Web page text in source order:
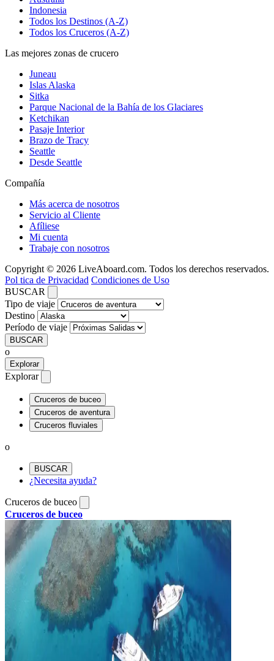
Indonesia
Todos los Destinos (A-Z)
Todos los Cruceros (A-Z)
Las mejores zonas de crucero
Juneau
Islas Alaska
Sitka
Parque Nacional de la Bahía de los Glaciares
Ketchikan
Pasaje Interior
Brazo de Tracy
Seattle
Desde Seattle
Compañía
Más acerca de nosotros
Servicio al Cliente
Afíliese
Mi cuenta
Trabaje con nosotros
Copyright © 2026 LiveAboard.com. Todos los derechos reservados.
Pol tica de Privacidad Condiciones de Uso
BUSCAR
Tipo de viaje
Destino
Período de viaje
BUSCAR
o
Explorar
Explorar
Cruceros de buceo
Cruceros de aventura
Cruceros fluviales
o
BUSCAR
¿Necesita ayuda?
Cruceros de buceo
Cruceros de buceo